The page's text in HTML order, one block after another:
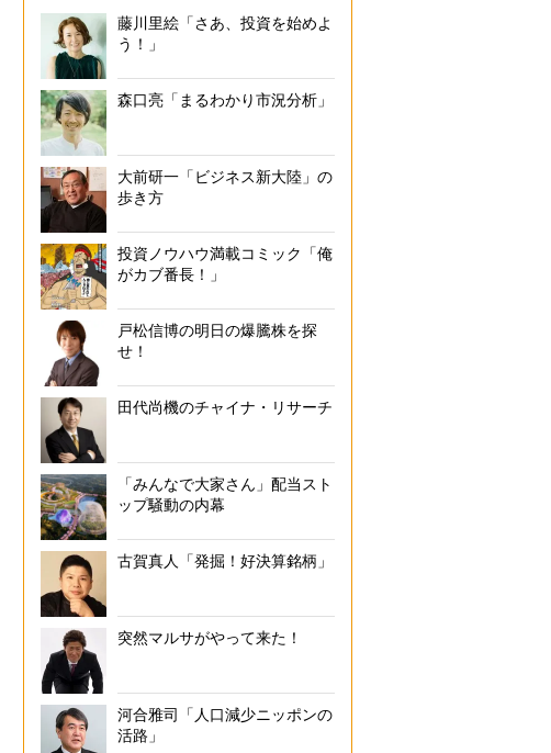
藤川里絵「さあ、投資を始めよ
う！」
森口亮「まるわかり市況分析」
大前研一「ビジネス新大陸」の
歩き方
投資ノウハウ満載コミック「俺
がカブ番長！」
戸松信博の明日の爆騰株を探
せ！
田代尚機のチャイナ・リサーチ
「みんなで大家さん」配当スト
ップ騒動の内幕
古賀真人「発掘！好決算銘柄」
突然マルサがやって来た！
河合雅司「人口減少ニッポンの
活路」